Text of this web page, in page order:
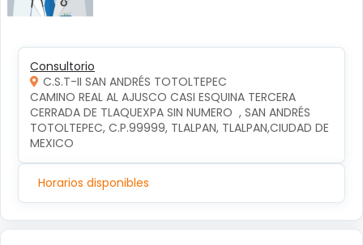
Consultorio
C.S.T-II SAN ANDRÉS TOTOLTEPEC
CAMINO REAL AL AJUSCO CASI ESQUINA TERCERA
CERRADA DE TLAQUEXPA SIN NUMERO  , SAN ANDRÉS
TOTOLTEPEC, C.P.99999, TLALPAN, TLALPAN,CIUDAD DE
MEXICO
Horarios disponibles